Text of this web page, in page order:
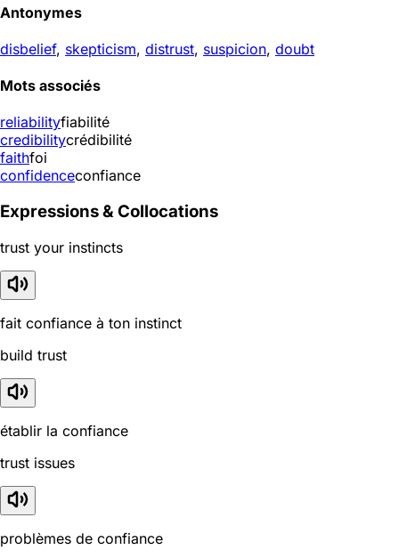
Antonymes
disbelief, skepticism, distrust, suspicion, doubt
Mots associés
reliabilityfiabilité
credibilitycrédibilité
faithfoi
confidenceconfiance
Expressions & Collocations
trust your instincts
fait confiance à ton instinct
build trust
établir la confiance
trust issues
problèmes de confiance